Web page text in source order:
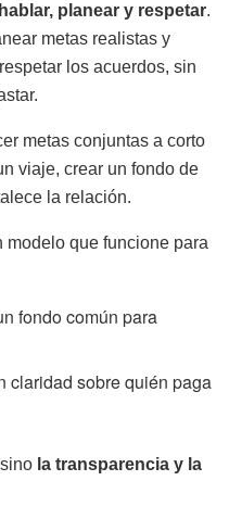
hablar, planear y respetar.
metas realistas y
los acuerdos, sin
metas conjuntas a corto
viaje, crear un fondo de
la relación.
modelo que funcione para
fondo común para
claridad sobre quién paga
la transparencia y la